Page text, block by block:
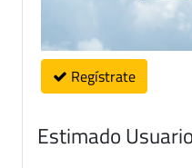
Regístrate
Estimado Usuario